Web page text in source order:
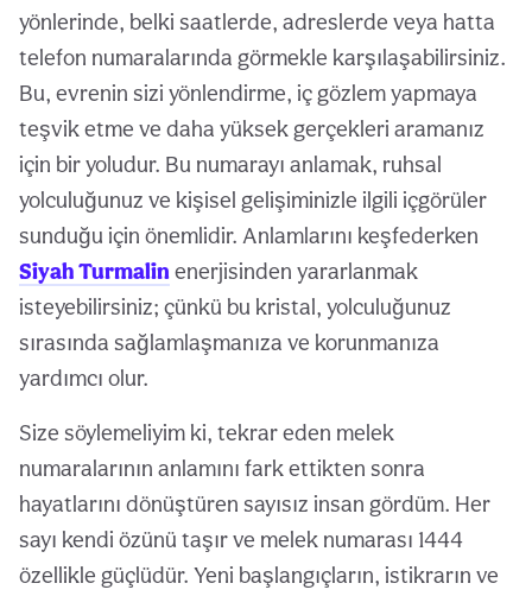
yönlerinde, belki saatlerde, adreslerde veya hatta
telefon numaralarında görmekle karşılaşabilirsiniz.
Bu, evrenin sizi yönlendirme, iç gözlem yapmaya
teşvik etme ve daha yüksek gerçekleri aramanız
için bir yoludur. Bu numarayı anlamak, ruhsal
yolculuğunuz ve kişisel gelişiminizle ilgili içgörüler
sunduğu için önemlidir. Anlamlarını keşfederken
Siyah Turmalinenerjisinden yararlanmak
isteyebilirsiniz; çünkü bu kristal, yolculuğunuz
sırasında sağlamlaşmanıza ve korunmanıza
yardımcı olur.
Size söylemeliyim ki, tekrar eden melek
numaralarının anlamını fark ettikten sonra
hayatlarını dönüştüren sayısız insan gördüm. Her
sayı kendi özünü taşır ve melek numarası 1444
özellikle güçlüdür. Yeni başlangıçların, istikrarın ve